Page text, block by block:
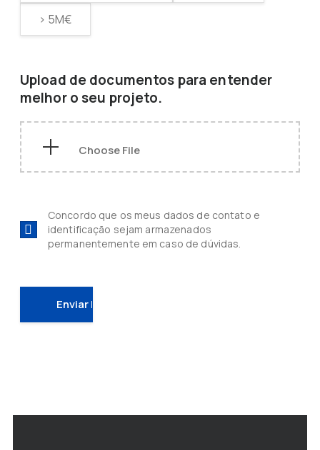
> 5M€
Upload de documentos para entender
melhor o seu projeto.
Concordo que os meus dados de contato e
identificação sejam armazenados
permanentemente em caso de dúvidas.